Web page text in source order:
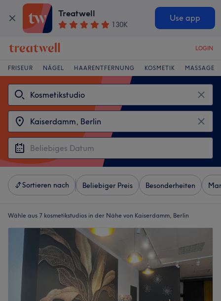
Treatwell
130K
Use app
LOGIN
FRISEUR NÄGEL HAARENTFERNUNG KOSMETIK MASSAGE
Sortieren nach Beliebiger Preis Besonderheiten
Wähle aus 7 kosmetikstudios in der Nähe von Kaiserdamm, Berlin